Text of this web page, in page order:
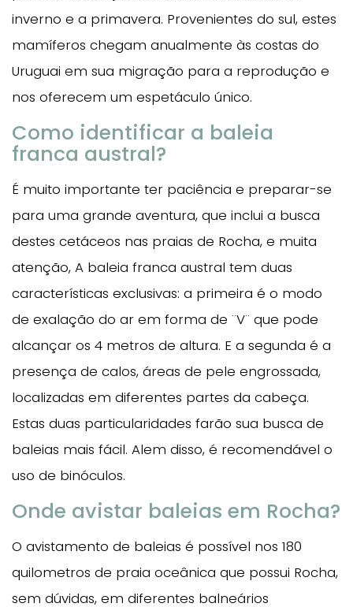
inverno e a primavera. Provenientes do sul, estes
mamíferos chegam anualmente às costas do
Uruguai em sua migração para a reprodução e
nos oferecem um espetáculo único.
Como identificar a baleia
franca austral?
É muito importante ter paciência e preparar-se
para uma grande aventura, que inclui a busca
destes cetáceos nas praias de Rocha, e muita
atenção, A baleia franca austral tem duas
características exclusivas: a primeira é o modo
de exalação do ar em forma de ¨V¨ que pode
alcançar os 4 metros de altura. E a segunda é a
presença de calos, áreas de pele engrossada,
localizadas em diferentes partes da cabeça.
Estas duas particularidades farão sua busca de
baleias mais fácil. Alem disso, é recomendável o
uso de binóculos.
Onde avistar baleias em Rocha?
O avistamento de baleias é possível nos 180
quilometros de praia oceânica que possui Rocha,
sem dúvidas, em diferentes balneários